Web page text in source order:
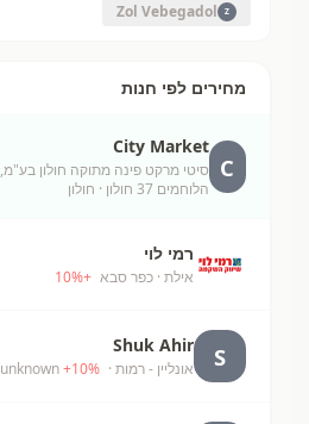
Z
Zol Vebegadol
מחירים לפי חנות
C
City Market
סיטי מרקט פינה מתוקה חולון בע"מ,
הלוחמים 37 חולון
· חולון
רמי לוי
אילת · כפר סבא +
10%
S
Shuk Ahir
אונליין - רמות · unknown
+10%